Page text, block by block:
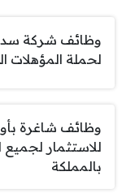
وظائف شركة
لحملة المؤهلات
وظائف شاغرة
للاستثمار لجميع
بالمملكة